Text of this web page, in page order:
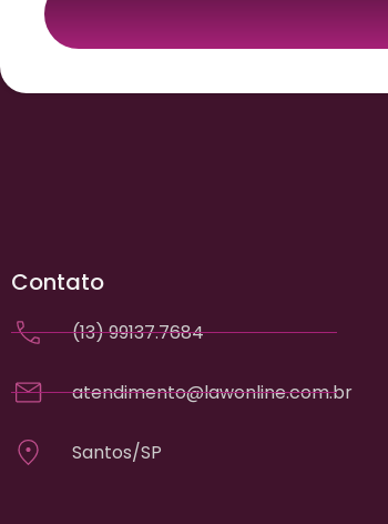
Contato
(13) 99137.7684
atendimento@lawonline.com.br
Santos/SP